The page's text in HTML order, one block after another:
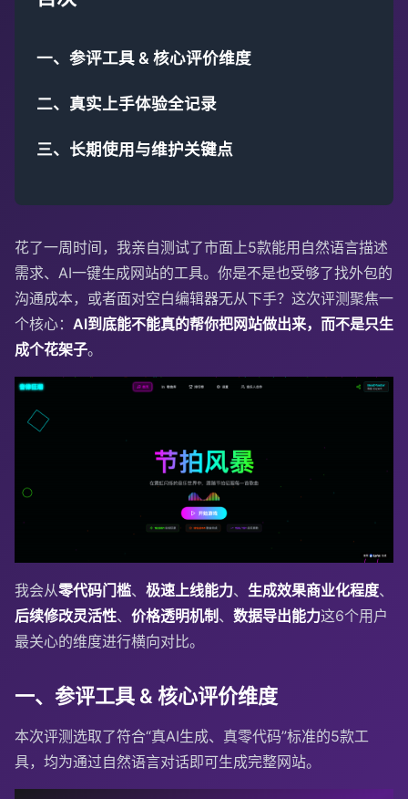
一、参评工具 & 核心评价维度
二、真实上手体验全记录
三、长期使用与维护关键点
花了一周时间，我亲自测试了市面上5款能用自然语言描述
需求、AI一键生成网站的工具。你是不是也受够了找外包的
沟通成本，或者面对空白编辑器无从下手？这次评测聚焦一
个核心： AI到底能不能真的帮你把网站做出来，而不是只生
成个花架子。
我会从零代码门槛、 极速上线能力、 生成效果商业化程度、
后续修改灵活性、 价格透明机制 、 数据导出能力这6个用户
最关心的维度进行横向对比。
一、参评工具 & 核心评价维度
本次评测选取了符合“真AI生成、真零代码”标准的5款工
具，均为通过自然语言对话即可生成完整网站。